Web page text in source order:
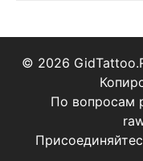
© 2026
По вопросам